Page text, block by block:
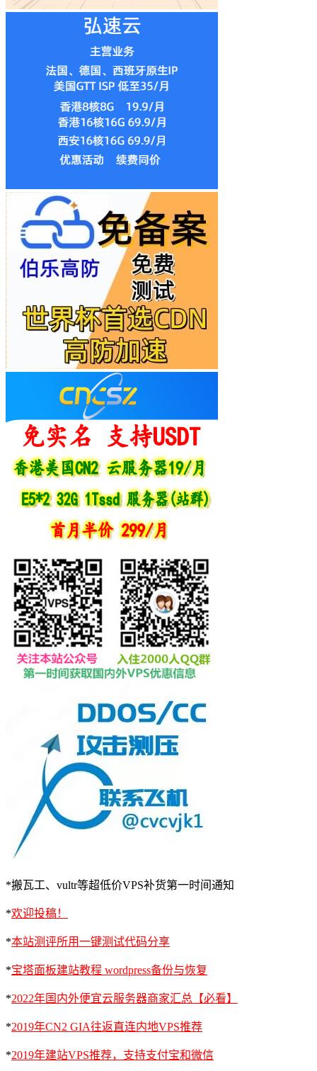
*搬瓦工、vultr等超低价VPS补货第一时间通知
*欢迎投稿！
*本站测评所用一键测试代码分享
*宝塔面板建站教程 wordpress备份与恢复
*2022年国内外便宜云服务器商家汇总【必看】
*2019年CN2 GIA往返直连内地VPS推荐
*2019年建站VPS推荐，支持支付宝和微信